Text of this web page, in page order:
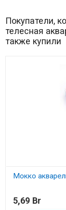
Покупатели,
телесная
также купили
Мокко
5,69 Br